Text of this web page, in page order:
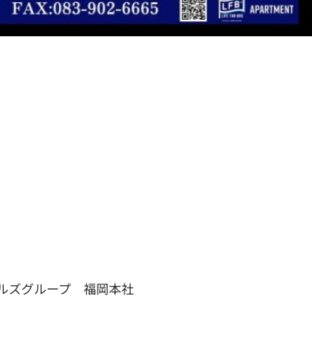
ズグループ 福岡本社